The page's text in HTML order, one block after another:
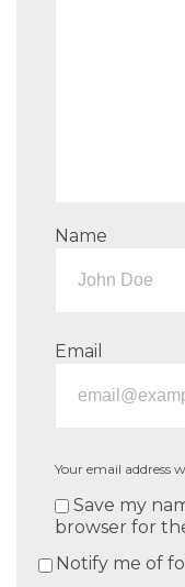
Name
Email
Your email address
Save my
browser for
Notify me of